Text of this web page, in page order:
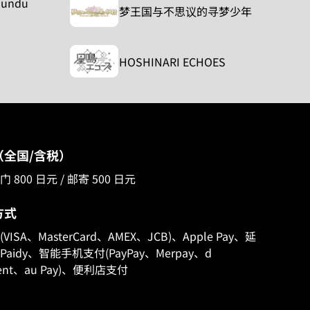
梦王国与不思议的寻梦少年
HOSHINARI ECHOES
国/含税）
800 日元 / 邮寄 500 日元
式
、MasterCard、AMEX、JCB)、Apple Pay、延
、智能手机支付(PayPay、Merpay、d
、au Pay)、便利店支付